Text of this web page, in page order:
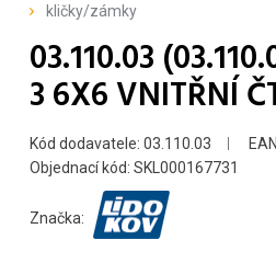
kličky/zámky
03.110.03
3 6X6 VNITŘNÍ
Kód dodavatele: 03.110.03
Objednací kód: SKL000167731
Značka: